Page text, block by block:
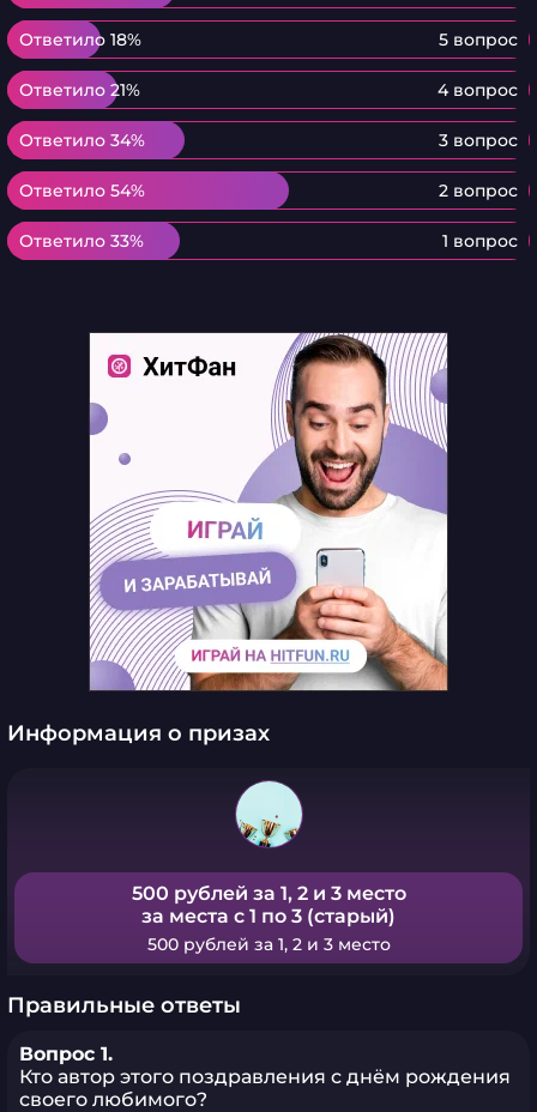
Ответило 18% 5 вопрос
Ответило 18%
Ответило 21% 4 вопрос
Ответило 21%
Ответило 34% 3 вопрос
Ответило 34%
Ответило 54% 2 вопрос
Ответило 54%
Ответило 33% 1 вопрос
Ответило 33%
Информация о призах
500 рублей за 1, 2 и 3 место
за места с 1 по 3 (старый)
500 рублей за 1, 2 и 3 место
Правильные ответы
Вопрос 1.
Кто автор этого поздравления с днём рождения
своего любимого?